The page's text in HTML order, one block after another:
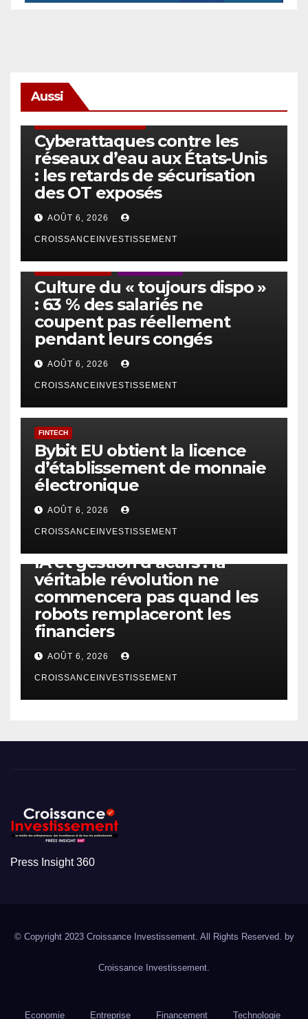
Aussi
Cyberattaques contre les
réseaux d’eau aux États-Unis
: les retards de sécurisation
des OT exposés
AOÛT 6, 2026
CROISSANCEINVESTISSEMENT
Culture du « toujours dispo »
: 63 % des salariés ne
coupent pas réellement
pendant leurs congés
AOÛT 6, 2026
CROISSANCEINVESTISSEMENT
FINTECH
Bybit EU obtient la licence
d’établissement de monnaie
électronique
AOÛT 6, 2026
CROISSANCEINVESTISSEMENT
IA et gestion d’actifs : la
véritable révolution ne
commencera pas quand les
robots remplaceront les
financiers
AOÛT 6, 2026
CROISSANCEINVESTISSEMENT
Press Insight 360
© Copyright 2023 Croissance Investissement. All Rights Reserved. by
Croissance Investissement.
Economie Entreprise Financement Technologie